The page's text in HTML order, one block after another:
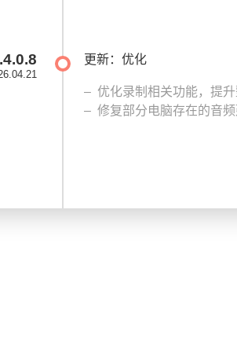
更新：优化
优化录制相关功能，提
修复部分电脑存在的音